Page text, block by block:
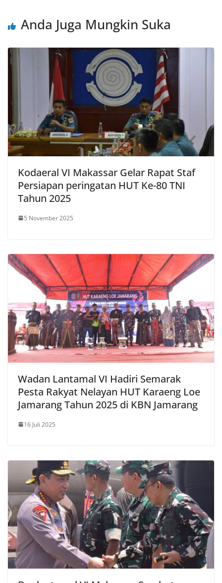
Anda Juga Mungkin Suka
Kodaeral VI Makassar Gelar Rapat Staf
Persiapan peringatan HUT Ke-80 TNI
Tahun 2025
5 November 2025
Wadan Lantamal VI Hadiri Semarak
Pesta Rakyat Nelayan HUT Karaeng Loe
Jamarang Tahun 2025 di KBN Jamarang
16 Juli 2025